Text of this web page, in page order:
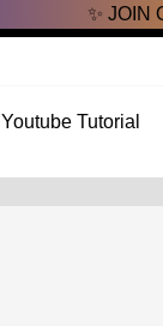
✨ JOIN
Youtube Tutorial